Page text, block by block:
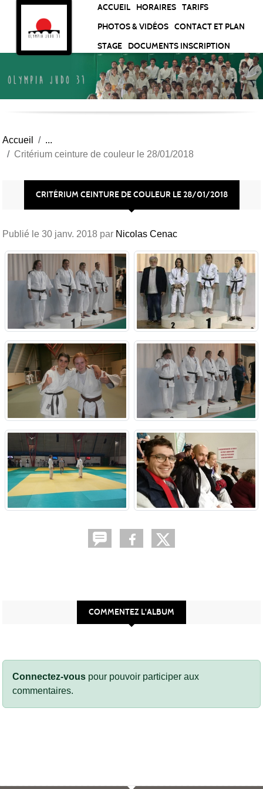
ACCUEIL HORAIRES
TARIFS
PHOTOS & VIDÉOS
CONTACT ET PLAN
STAGE
DOCUMENTS INSCRIPTION
Accueil
Critérium ceinture de couleur le 28/01/2018
CRITÉRIUM CEINTURE DE COULEUR LE 28/01/2018
Publié le 30 janv. 2018 par Nicolas Cenac
COMMENTEZ L'ALBUM
Connectez-vous pour pouvoir participer aux
commentaires.
Panneau de gestion des cookies